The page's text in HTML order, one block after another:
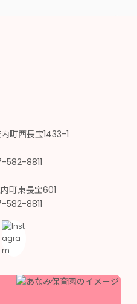
町西長宝1433-1
582-8811
町東長宝601
582-8811